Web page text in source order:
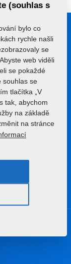
stroje nebo
(souhlas s
bylo co
rychle našli
se
web viděli
se pokaždé
souhlas se
tlačítka „V
tak, abychom
na základě
na stránce